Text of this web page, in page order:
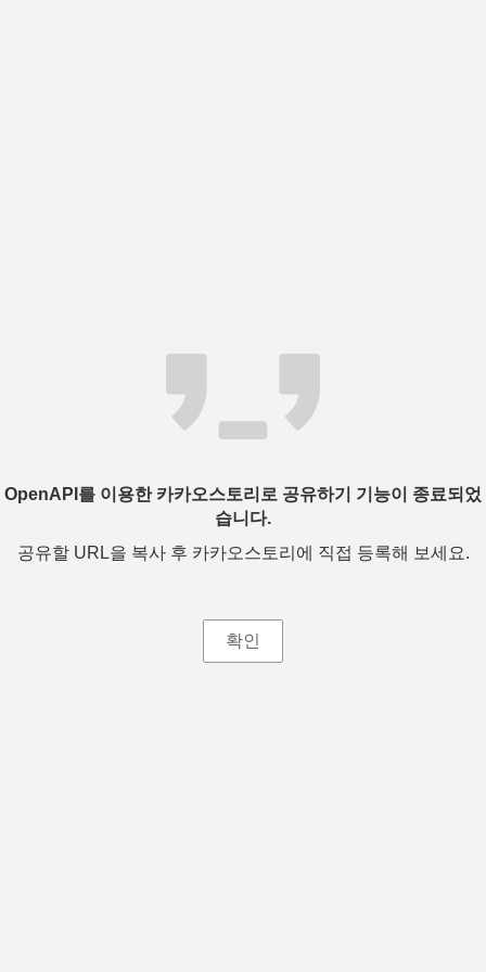
OpenAPI를 이용한 카카오스토리로 공유하기 기능이 종료되었
습니다.
공유할 URL을 복사 후 카카오스토리에 직접 등록해 보세요.
확인